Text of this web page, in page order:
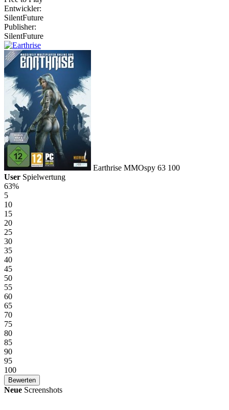
Entwickler:
SilentFuture
Publisher:
SilentFuture
Earthrise MMOspy 63 100
User Spielwertung
63%
5
10
15
20
25
30
35
40
45
50
55
60
65
70
75
80
85
90
95
100
Neue Screenshots